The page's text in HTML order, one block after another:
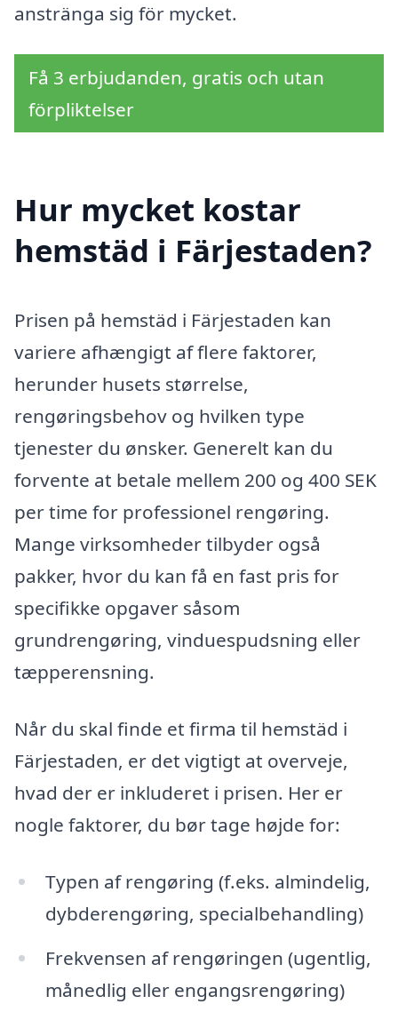
anstränga sig för mycket.
Få 3 erbjudanden, gratis och utan
förpliktelser
Hur mycket kostar
hemstäd i Färjestaden?
Prisen på hemstäd i Färjestaden kan
variere afhængigt af flere faktorer,
herunder husets størrelse,
rengøringsbehov og hvilken type
tjenester du ønsker. Generelt kan du
forvente at betale mellem 200 og 400 SEK
per time for professionel rengøring.
Mange virksomheder tilbyder også
pakker, hvor du kan få en fast pris for
specifikke opgaver såsom
grundrengøring, vinduespudsning eller
tæpperensning.
Når du skal finde et firma til hemstäd i
Färjestaden, er det vigtigt at overveje,
hvad der er inkluderet i prisen. Her er
nogle faktorer, du bør tage højde for:
Typen af rengøring (f.eks. almindelig,
dybderengøring, specialbehandling)
Frekvensen af rengøringen (ugentlig,
månedlig eller engangsrengøring)